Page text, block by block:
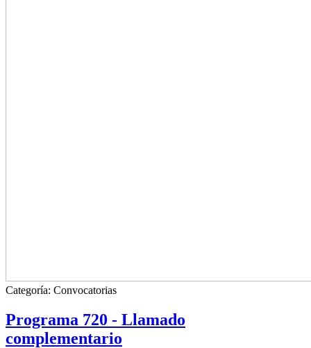
Categoría: Convocatorias
Programa 720 - Llamado
complementario